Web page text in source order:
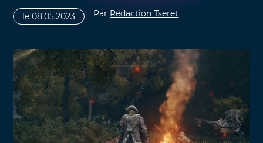
le 08.05.2023 Par Rédaction Tseret